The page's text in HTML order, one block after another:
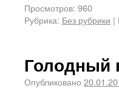
Просмотров: 960
Рубрика: Без рубрики |
Голодный
Опубликовано